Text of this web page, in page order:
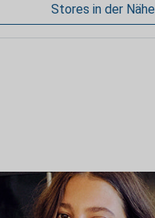
Stores in der Nähe